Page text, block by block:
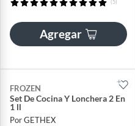
(5)
Agregar
FROZEN
Set De Cocina Y Lonchera 2 En
1 ll
Por GETHEX